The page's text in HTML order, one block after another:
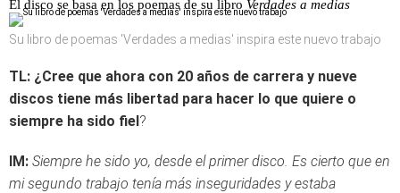
El disco se basa en los poemas de su libro Verdades a medias
Su libro de poemas 'Verdades a medias' inspira este nuevo trabajo
TL: ¿Cree que ahora con 20 años de carrera y nueve
discos tiene más libertad para hacer lo que quiere o
siempre ha sido fiel?
IM: Siempre he sido yo, desde el primer disco. Es cierto que en
mi segundo trabajo tenía más inseguridades y estaba